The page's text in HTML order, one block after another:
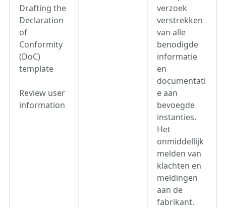
Drafting the
Declaration
of
Conformity
(DoC)
template
Review user
information
verzoek
verstrekken
van alle
benodigde
informatie
en
documentati
e aan
bevoegde
instanties.
Het
onmiddellijk
melden van
klachten en
meldingen
aan de
fabrikant.